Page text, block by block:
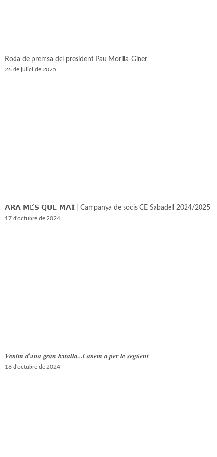
Roda de premsa del president Pau Morilla-Giner
26 de juliol de 2025
𝗔𝗥𝗔 𝗠𝗘́𝗦 𝗤𝗨𝗘 𝗠𝗔𝗜 | Campanya de socis CE Sabadell 2024/2025
17 d'octubre de 2024
𝑽𝒆𝒏𝒊𝒎 𝒅’𝒖𝒏𝒂 𝒈𝒓𝒂𝒏 𝒃𝒂𝒕𝒂𝒍𝒍𝒂…𝒊 𝒂𝒏𝒆𝒎 𝒂 𝒑𝒆𝒓 𝒍𝒂 𝒔𝒆𝒈𝒖̈𝒆𝒏𝒕
16 d'octubre de 2024